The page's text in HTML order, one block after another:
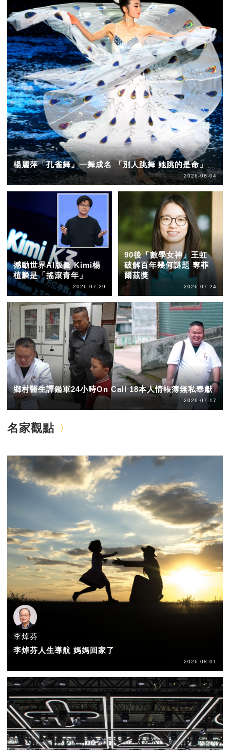
楊麗萍「孔雀舞」一舞成名 「別人跳舞 她跳的是命」
2026-08-04
撼動世界AI版圖 Kimi楊
植麟是「搖滾青年」
2026-07-29
90後「數學女神」王虹
破解百年幾何謎題 奪菲
爾茲獎
2026-07-24
鄉村醫生譚鑑軍24小時On Call 18本人情帳簿無私奉獻
2026-07-17
名家觀點
李焯芬
李焯芬人生導航 媽媽回家了
2026-08-01